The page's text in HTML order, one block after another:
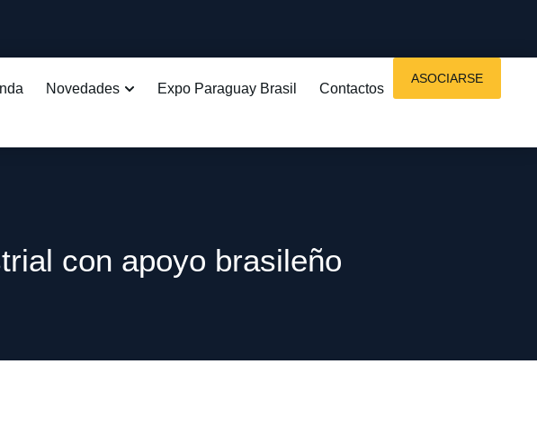
Novedades Expo Paraguay Brasil Contactos
ASOCIARSE
con apoyo brasileño